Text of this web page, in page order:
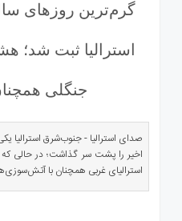
ارتباط
گرم‌ترین روزهای
استرالیا ثبت
جنگلی
صدای استرالیا - جنوب‌شرق استرالیا
اخیر را پشت سر گذاشت؛ در حالی که
استرالیای غربی همچنان با